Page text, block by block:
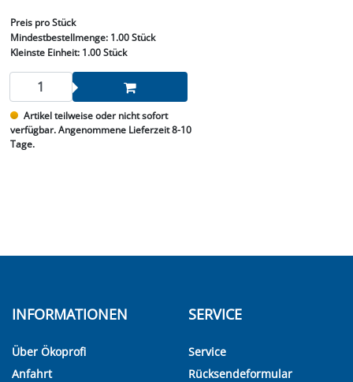
Preis pro Stück
Mindestbestellmenge: 1.00 Stück
Kleinste Einheit:1.00 Stück
Artikel teilweise oder nicht sofort
verfügbar. Angenommene Lieferzeit 8-10
Tage.
INFORMATIONEN
Über Ökoprofi
Anfahrt
SERVICE
Service
Rücksendeformular